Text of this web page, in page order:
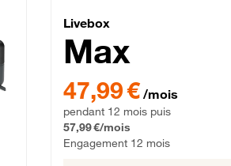
Engagement 12 mois
Livebox
Livebox
Max
47,99 € par mois pendant 12
47,99 € /mois
pendant 12 mois puis
57,99 €/mois
Engagement 12 mois